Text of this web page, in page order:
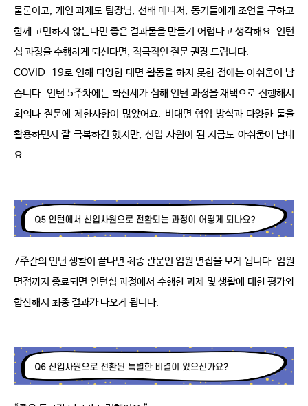
물론이고, 개인 과제도 팀장님, 선배 매니저, 동기들에게 조언을 구하고
함께 고민하지 않는다면 좋은 결과물을 만들기 어렵다고 생각해요. 인턴
십 과정을 수행하게 되신다면, 적극적인 질문 권장 드립니다.
COVID-19로 인해 다양한 대면 활동을 하지 못한 점에는 아쉬움이 남
습니다. 인턴 5주차에는 확산세가 심해 인턴 과정을 재택으로 진행해서
회의나 질문에 제한사항이 많았어요. 비대면 협업 방식과 다양한 툴을
활용하면서 잘 극복하긴 했지만, 신입 사원이 된 지금도 아쉬움이 남네
요.
7주간의 인턴 생활이 끝나면 최종 관문인 임원 면접을 보게 됩니다. 임원
면접까지 종료되면 인턴십 과정에서 수행한 과제 및 생활에 대한 평가와
합산해서 최종 결과가 나오게 됩니다.